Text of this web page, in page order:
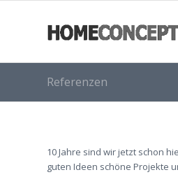
Referenzen
10 Jahre sind wir jetzt schon
guten Ideen schöne Projekte